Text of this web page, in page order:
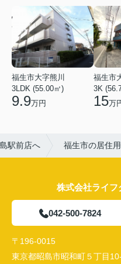
福生市大字熊川
3LDK (55.00㎡)
9.9万円
福生市
3K
15万
駅前店へ 福生市の居住
株式会社ライフ
042-500-7824
〒196-0015
東京都昭島市昭和町５丁目